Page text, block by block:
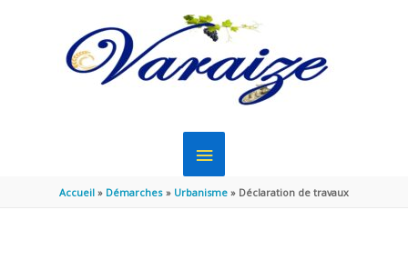
MENU
PRINCIPAL
Accueil Démarches Urbanisme Déclaration de travaux